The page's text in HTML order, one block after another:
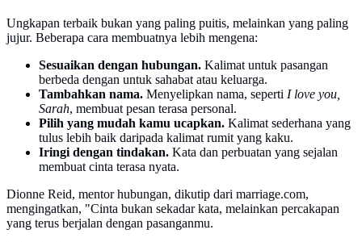
Ungkapan terbaik bukan yang paling puitis, melainkan yang paling
jujur. Beberapa cara membuatnya lebih mengena:
Sesuaikan dengan hubungan. Kalimat untuk pasangan
berbeda dengan untuk sahabat atau keluarga.
Tambahkan nama. Menyelipkan nama, seperti I love you,
Sarah, membuat pesan terasa personal.
Pilih yang mudah kamu ucapkan. Kalimat sederhana yang
tulus lebih baik daripada kalimat rumit yang kaku.
Iringi dengan tindakan. Kata dan perbuatan yang sejalan
membuat cinta terasa nyata.
Dionne Reid, mentor hubungan, dikutip dari marriage.com,
mengingatkan, "Cinta bukan sekadar kata, melainkan percakapan
yang terus berjalan dengan pasanganmu.